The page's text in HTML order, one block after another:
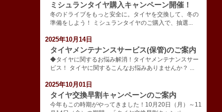
ミシュランタイヤ購入キャンペーン開催！
冬のドライブをもっと安全に。タイヤを交換して、冬の
準備をしよう！ ミシュランタイヤのご購入で、抽選...
2025年10月14日
タイヤメンテナンスサービス(保管)のご案内
◆タイヤに関するお悩み解消！タイヤメンテナンスサー
ビス！ タイヤに関するこんなお悩みありませんか？ ...
2025年10月01日
タイヤ交換早割キャンペーンのご案内
今年もこの時期がやってきました！10月20日（月）～11